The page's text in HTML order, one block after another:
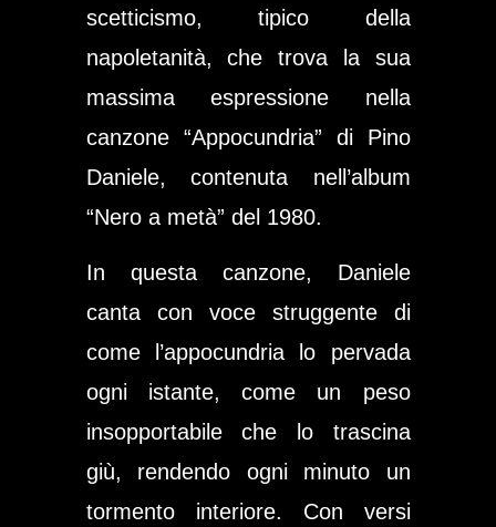
scetticismo, tipico della
napoletanità, che trova la sua
massima espressione nella
canzone “Appocundria” di Pino
Daniele, contenuta nell’album
“Nero a metà” del 1980.
In questa canzone, Daniele
canta con voce struggente di
come l’appocundria lo pervada
ogni istante, come un peso
insopportabile che lo trascina
giù, rendendo ogni minuto un
tormento interiore. Con versi